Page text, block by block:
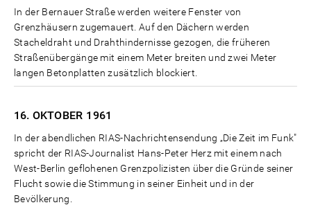
In der Bernauer Straße werden weitere Fenster von
Grenzhäusern zugemauert. Auf den Dächern werden
Stacheldraht und Drahthindernisse gezogen, die früheren
Straßenübergänge mit einem Meter breiten und zwei Meter
langen Betonplatten zusätzlich blockiert.
16. OKTOBER 1961
In der abendlichen RIAS-Nachrichtensendung „Die Zeit im Funk"
spricht der RIAS-Journalist Hans-Peter Herz mit einem nach
West-Berlin geflohenen Grenzpolizisten über die Gründe seiner
Flucht sowie die Stimmung in seiner Einheit und in der
Bevölkerung.